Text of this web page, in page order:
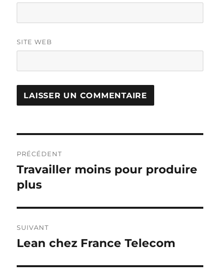
SITE WEB
de
l’article
PRÉCÉDENT
Publication
précédente :
Travailler moins pour produire
plus
SUIVANT
Publication
Lean chez France Telecom